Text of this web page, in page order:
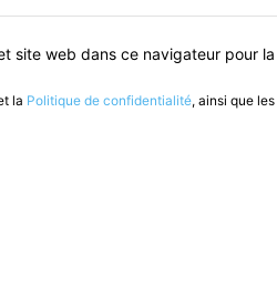
site web dans ce navigateur pour
la Politique de confidentialité, ainsi que les